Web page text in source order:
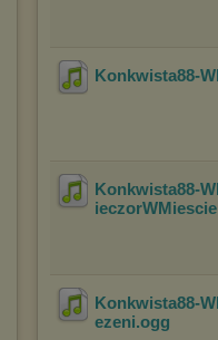
Konkwista88-
Konkwista88-
ieczorWMiescie
Konkwista88-
ezeni.ogg